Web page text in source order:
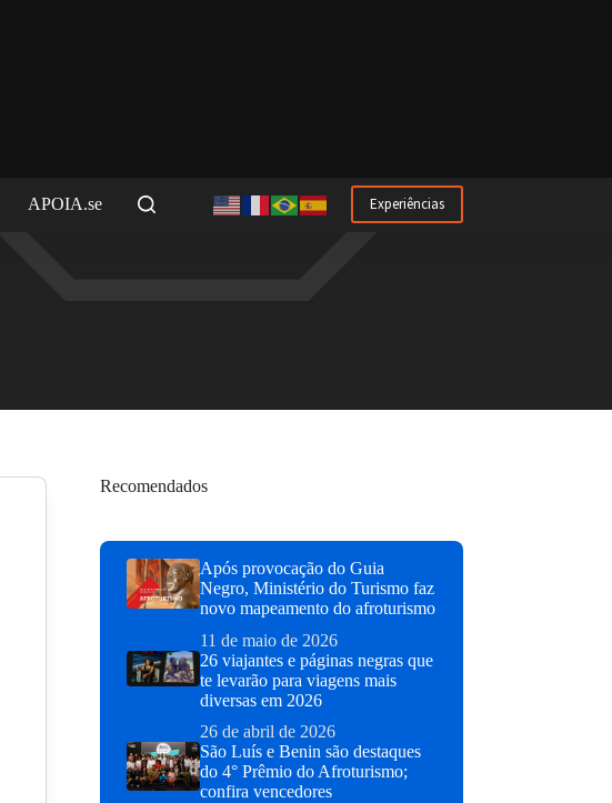
APOIA.se Experiências
Recomendados
Após provocação do Guia
Negro, Ministério do Turismo faz
novo mapeamento do afroturismo
11 de maio de 2026
26 viajantes e páginas negras que
te levarão para viagens mais
diversas em 2026
26 de abril de 2026
São Luís e Benin são destaques
do 4° Prêmio do Afroturismo;
confira vencedores